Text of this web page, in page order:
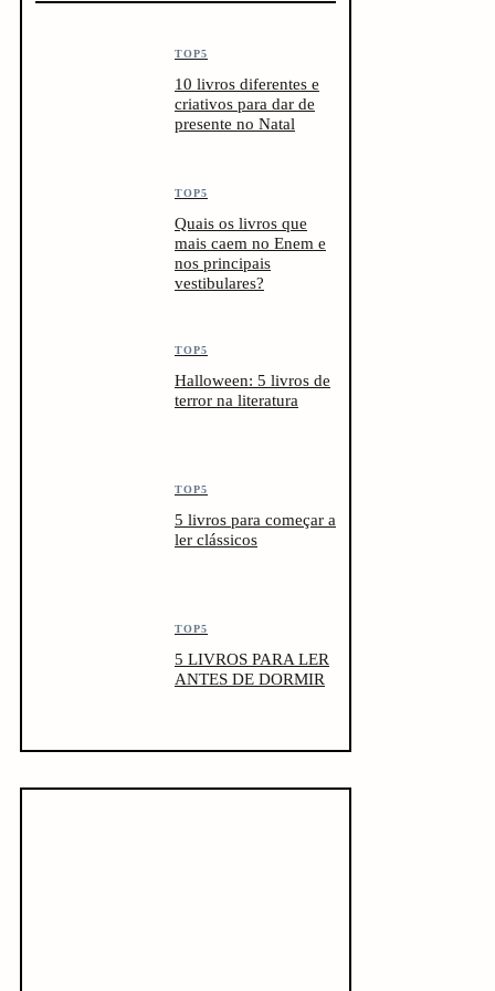
TOP5
10 livros diferentes e
criativos para dar de
presente no Natal
TOP5
Quais os livros que
mais caem no Enem e
nos principais
vestibulares?
TOP5
Halloween: 5 livros de
terror na literatura
TOP5
5 livros para começar a
ler clássicos
TOP5
5 LIVROS PARA LER
ANTES DE DORMIR